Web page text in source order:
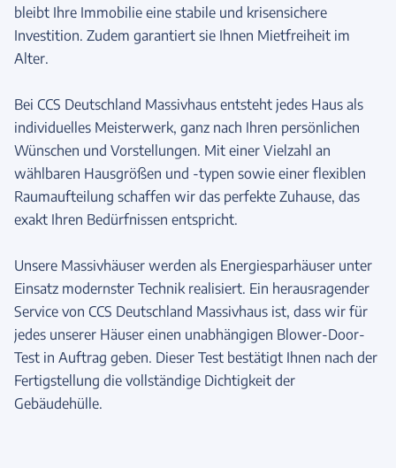
bleibt Ihre Immobilie eine stabile und krisensichere
Investition. Zudem garantiert sie Ihnen Mietfreiheit im
Alter.
Bei CCS Deutschland Massivhaus entsteht jedes Haus als
individuelles Meisterwerk, ganz nach Ihren persönlichen
Wünschen und Vorstellungen. Mit einer Vielzahl an
wählbaren Hausgrößen und -typen sowie einer flexiblen
Raumaufteilung schaffen wir das perfekte Zuhause, das
exakt Ihren Bedürfnissen entspricht.
Unsere Massivhäuser werden als Energiesparhäuser unter
Einsatz modernster Technik realisiert. Ein herausragender
Service von CCS Deutschland Massivhaus ist, dass wir für
jedes unserer Häuser einen unabhängigen Blower-Door-
Test in Auftrag geben. Dieser Test bestätigt Ihnen nach der
Fertigstellung die vollständige Dichtigkeit der
Gebäudehülle.